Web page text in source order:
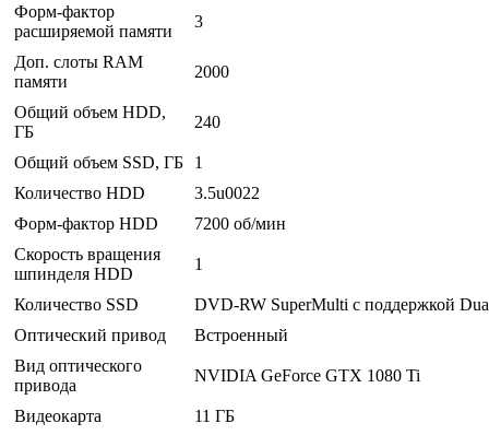
Форм-фактор
расширяемой памяти
3
Доп. слоты RAM
памяти
2000
Общий объем HDD,
ГБ
240
Общий объем SSD, ГБ
1
Количество HDD
3.5u0022
Форм-фактор HDD
7200 об/мин
Скорость вращения
шпинделя HDD
1
Количество SSD
DVD-RW SuperMulti с поддержкой
Оптический привод
Встроенный
Вид оптического
привода
NVIDIA GeForce GTX 1080 Ti
Видеокарта
11 ГБ